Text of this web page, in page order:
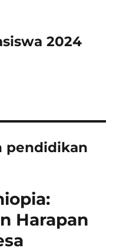
2024
pendidikan
Harapan